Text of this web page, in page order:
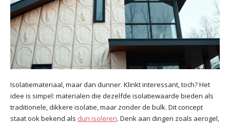
Isolatiemateriaal, maar dan dunner. Klinkt interessant, toch? Het
idee is simpel: materialen die dezelfde isolatiewaarde bieden als
traditionele, dikkere isolatie, maar zonder de bulk. Dit concept
staat ook bekend als dun isoleren. Denk aan dingen zoals aerogel,